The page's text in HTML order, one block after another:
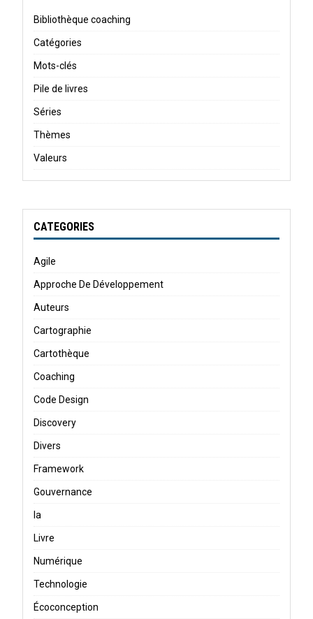
Bibliothèque coaching
Catégories
Mots-clés
Pile de livres
Séries
Thèmes
Valeurs
CATEGORIES
Agile
Approche De Développement
Auteurs
Cartographie
Cartothèque
Coaching
Code Design
Discovery
Divers
Framework
Gouvernance
Ia
Livre
Numérique
Technologie
Écoconception